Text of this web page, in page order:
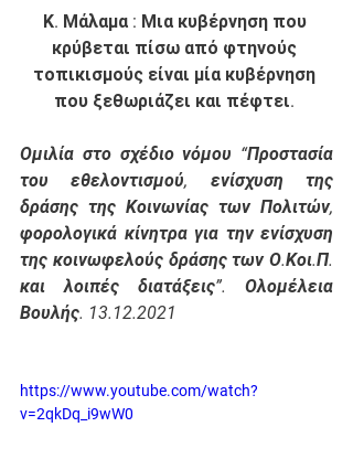
Κ. Μάλαμα : Μια κυβέρνηση που
κρύβεται πίσω από φτηνούς
τοπικισμούς είναι μία κυβέρνηση
που ξεθωριάζει και πέφτει.
Ομιλία στο σχέδιο νόμου “Προστασία
του εθελοντισμού, ενίσχυση της
δράσης της Κοινωνίας των Πολιτών,
φορολογικά κίνητρα για την ενίσχυση
της κοινωφελούς δράσης των Ο.Κοι.Π.
και λοιπές διατάξεις”. Ολομέλεια
Βουλής. 13.12.2021
https://www.youtube.com/watch?
v=2qkDq_i9wW0